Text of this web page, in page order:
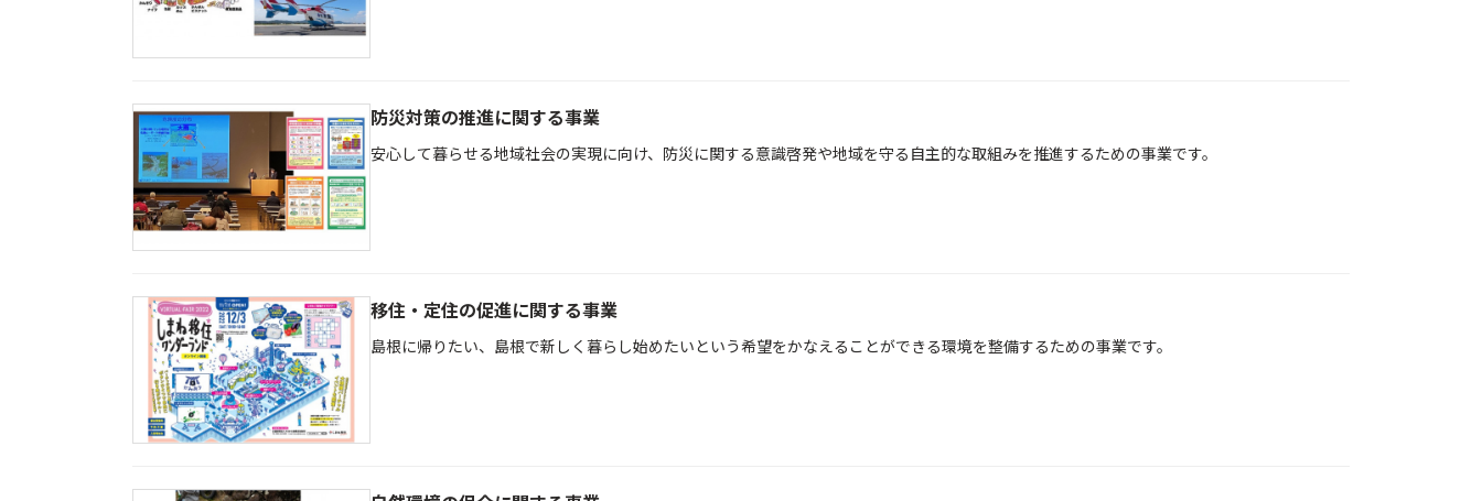
防災対策の推進に関する事業
安心して暮らせる地域社会の実現に向け、防災に関する意識啓発や地域を守る自主的な取組みを推進するための事業です。
移住・定住の促進に関する事業
島根に帰りたい、島根で新しく暮らし始めたいという希望をかなえることができる環境を整備するための事業です。